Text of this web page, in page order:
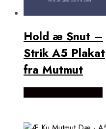
Hold æ Snut –
Strik A5 Plakat
fra Mutmut